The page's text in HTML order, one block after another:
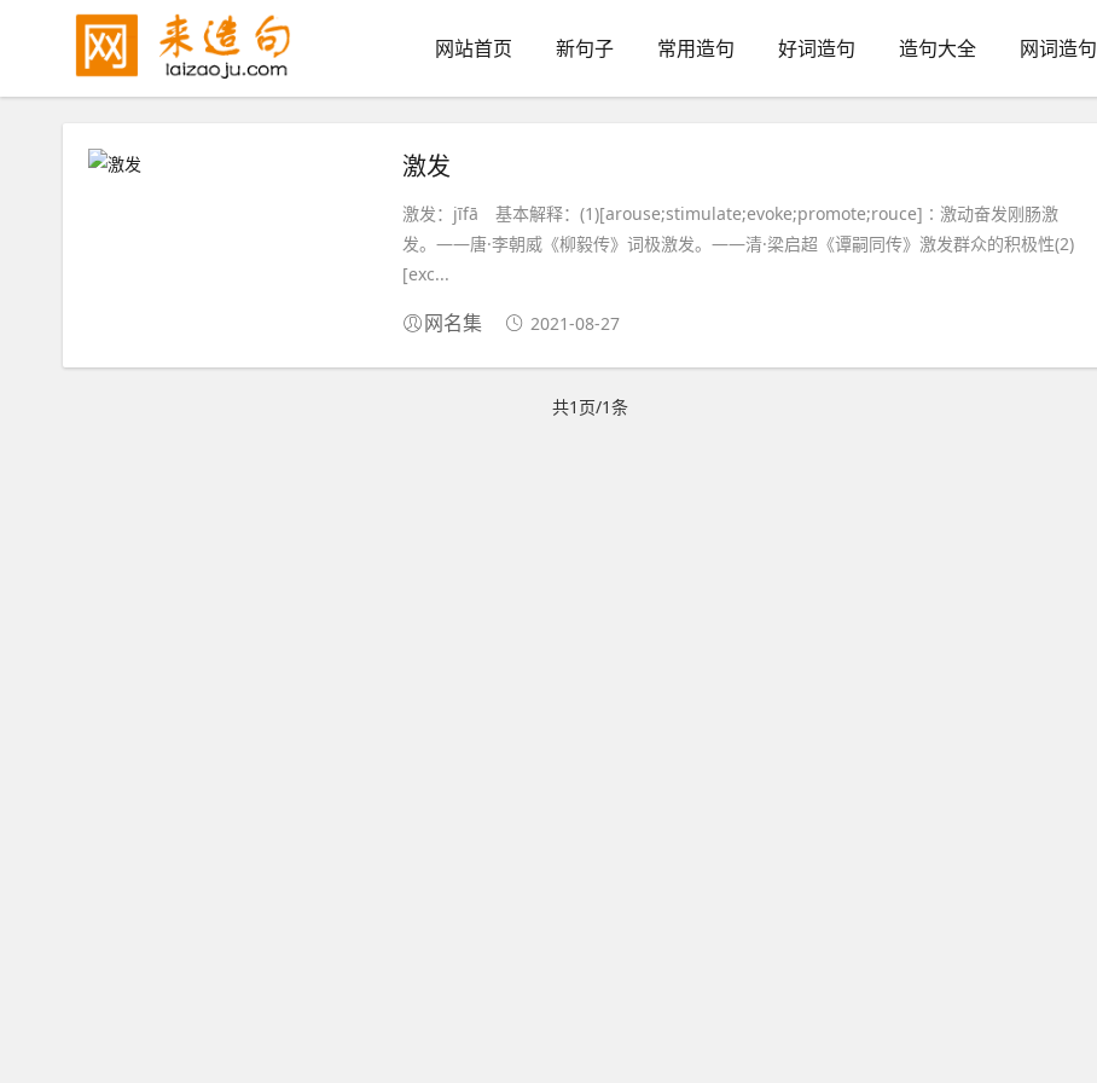
网站首页 新句子 常用造句 好词造句 造句大全 网词造句
激发
激发：jīfā 基本解释：(1)[arouse;stimulate;evoke;promote;rouce]∶激动奋发刚肠激
发。——唐·李朝威《柳毅传》词极激发。——清·梁启超《谭嗣同传》激发群众的积极性(2)
[exc...
网名集 2021-08-27
共1页/1条